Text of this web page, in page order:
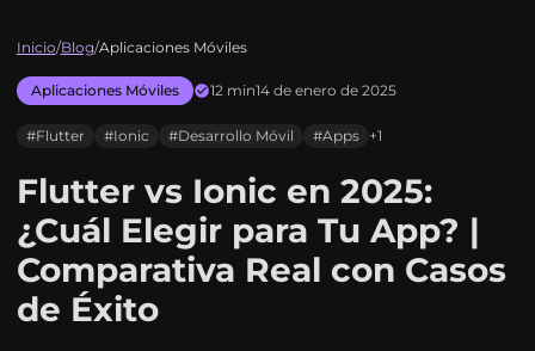
Inicio/Blog/Aplicaciones Móviles
Aplicaciones Móviles 12 min14 de enero de 2025
#Flutter #Ionic #Desarrollo Móvil #Apps +1
Flutter vs Ionic en 2025:
¿Cuál Elegir para Tu App? |
Comparativa Real con Casos
de Éxito